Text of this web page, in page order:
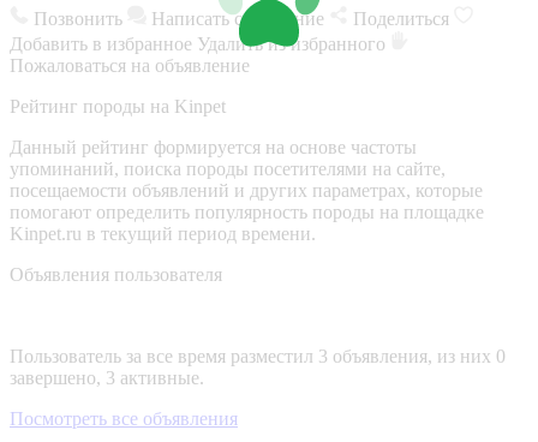
Позвонить Написать сообщение
Поделиться
Добавить в избранное Удалить из избранного
Пожаловаться на объявление
Рейтинг породы на Kinpet
Данный рейтинг формируется на основе частоты
упоминаний, поиска породы посетителями на сайте,
посещаемости объявлений и других параметрах, которые
помогают определить популярность породы на площадке
Kinpet.ru в текущий период времени.
Объявления пользователя
Пользователь за все время разместил 3 объявления, из них 0
завершено, 3 активные.
Посмотреть все объявления